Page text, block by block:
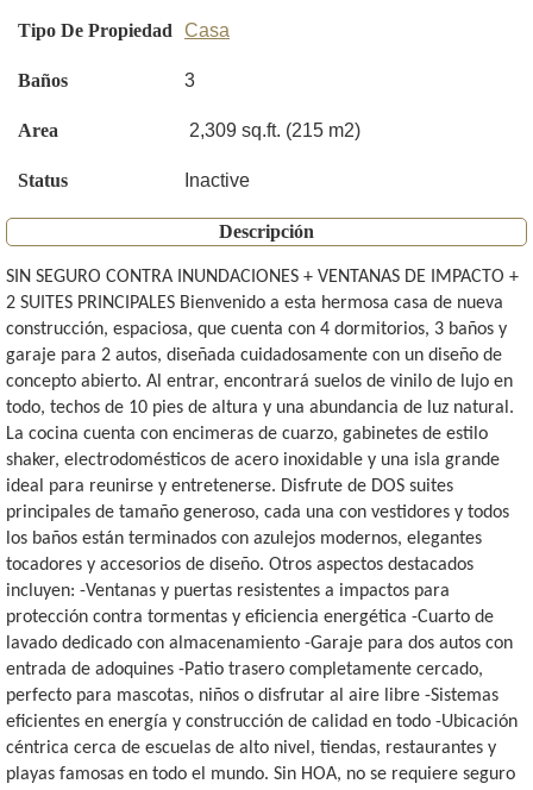
Tipo De Propiedad Casa
Baños 3
Area 2,309 sq.ft. (215 m2)
Status Inactive
Descripción
SIN SEGURO CONTRA INUNDACIONES + VENTANAS DE IMPACTO +
2 SUITES PRINCIPALES Bienvenido a esta hermosa casa de nueva
construcción, espaciosa, que cuenta con 4 dormitorios, 3 baños y
garaje para 2 autos, diseñada cuidadosamente con un diseño de
concepto abierto. Al entrar, encontrará suelos de vinilo de lujo en
todo, techos de 10 pies de altura y una abundancia de luz natural.
La cocina cuenta con encimeras de cuarzo, gabinetes de estilo
shaker, electrodomésticos de acero inoxidable y una isla grande
ideal para reunirse y entretenerse. Disfrute de DOS suites
principales de tamaño generoso, cada una con vestidores y todos
los baños están terminados con azulejos modernos, elegantes
tocadores y accesorios de diseño. Otros aspectos destacados
incluyen: -Ventanas y puertas resistentes a impactos para
protección contra tormentas y eficiencia energética -Cuarto de
lavado dedicado con almacenamiento -Garaje para dos autos con
entrada de adoquines -Patio trasero completamente cercado,
perfecto para mascotas, niños o disfrutar al aire libre -Sistemas
eficientes en energía y construcción de calidad en todo -Ubicación
céntrica cerca de escuelas de alto nivel, tiendas, restaurantes y
playas famosas en todo el mundo. Sin HOA, no se requiere seguro